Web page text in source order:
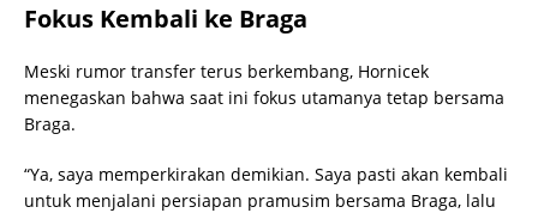
Fokus Kembali ke Braga
Meski rumor transfer terus berkembang, Hornicek
menegaskan bahwa saat ini fokus utamanya tetap bersama
Braga.
“Ya, saya memperkirakan demikian. Saya pasti akan kembali
untuk menjalani persiapan pramusim bersama Braga, lalu